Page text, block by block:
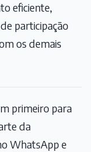
eficiente,
participação
os demais
primeiro para
da
WhatsApp e